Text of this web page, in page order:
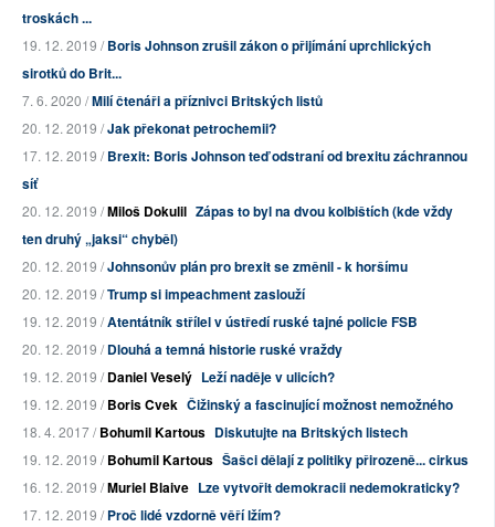
troskách ...
19. 12. 2019 /Boris Johnson zrušil zákon o přijímání uprchlických
sirotků do Brit...
7. 6. 2020 /Milí čtenáři a příznivci Britských listů
20. 12. 2019 /Jak překonat petrochemii?
17. 12. 2019 /Brexit: Boris Johnson teď odstraní od brexitu záchrannou
síť
20. 12. 2019 /Miloš Dokulil Zápas to byl na dvou kolbištích (kde vždy
ten druhý „jaksi“ chyběl)
20. 12. 2019 /Johnsonův plán pro brexit se změnil - k horšímu
20. 12. 2019 /Trump si impeachment zaslouží
19. 12. 2019 /Atentátník střílel v ústředí ruské tajné policie FSB
20. 12. 2019 /Dlouhá a temná historie ruské vraždy
19. 12. 2019 /Daniel Veselý Leží naděje v ulicích?
19. 12. 2019 /Boris Cvek Čižinský a fascinující možnost nemožného
18. 4. 2017 /Bohumil Kartous Diskutujte na Britských listech
19. 12. 2019 /Bohumil Kartous Šašci dělají z politiky přirozeně... cirkus
16. 12. 2019 /Muriel Blaive Lze vytvořit demokracii nedemokraticky?
17. 12. 2019 /Proč lidé vzdorně věří lžím?